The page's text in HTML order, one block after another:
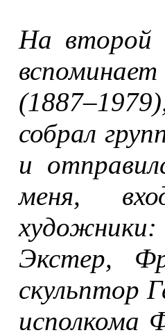
На второй
собрал
и
меня,
Экстер,
скульптор
исполкома